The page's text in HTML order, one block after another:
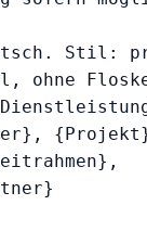
Stil:
ohne